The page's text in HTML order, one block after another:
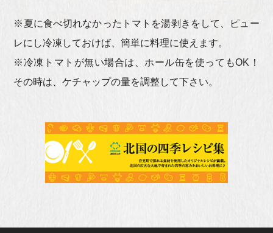
※夏に食べ切れなかったトマトを湯剥きをして、ピュー
レにし冷凍しておけば、簡単に料理に使えます。
※冷凍トマトが無い場合は、ホール缶を使ってもOK！
その時は、ケチャップの量を調整して下さい。